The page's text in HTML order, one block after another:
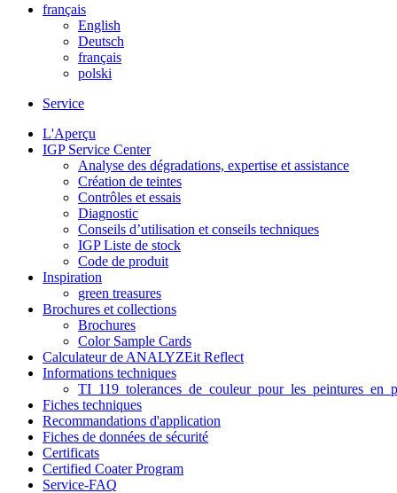
français
English
Deutsch
français
polski
Service
L'Aperçu
IGP Service Center
Analyse des dégradations, expertise et assistance
Création de teintes
Contrôles et essais
Diagnostic
Conseils d’utilisation et conseils techniques
IGP Liste de stock
Code de produit
Inspiration
green treasures
Brochures et collections
Brochures
Color Sample Cards
Calculateur de ANALYZEit Reflect
Informations techniques
Fiches techniques
Recommandations d'application
Fiches de données de sécurité
Certificats
Certified Coater Program
Service-FAQ